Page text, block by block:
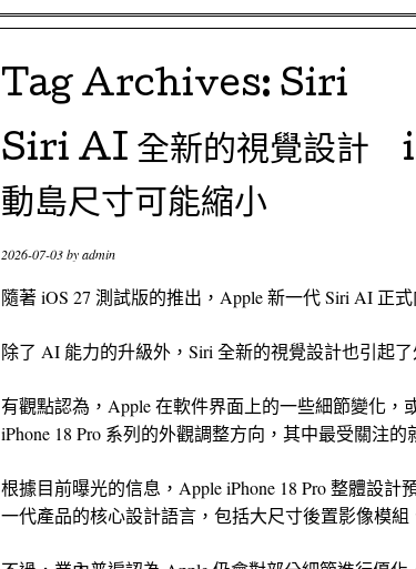
Tag Archives: Siri
Siri AI 全新的視覺設計
動島尺寸可能縮小
2026-07-03byadmin
隨著 iOS 27 測試版的推出，Apple 新一代 Siri AI 正
除了 AI 能力的升級外，Siri 全新的視覺設計也引起了
有觀點認為，Apple 在軟件界面上的一些細節變化，
iPhone 18 Pro 系列的外觀調整方向，其中最受關注
根據目前曝光的信息，Apple iPhone 18 Pro 整體設
一代產品的核心設計語言，包括大尺寸後置影像模組